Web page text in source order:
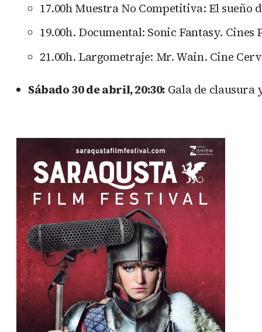
17.00h Muestra No Competitiva: El sueño
19.00h. Documental: Sonic Fantasy. Cines
21.00h. Largometraje: Mr. Wain. Cine
Sábado 30 de abril, 20:30: Gala de clausura